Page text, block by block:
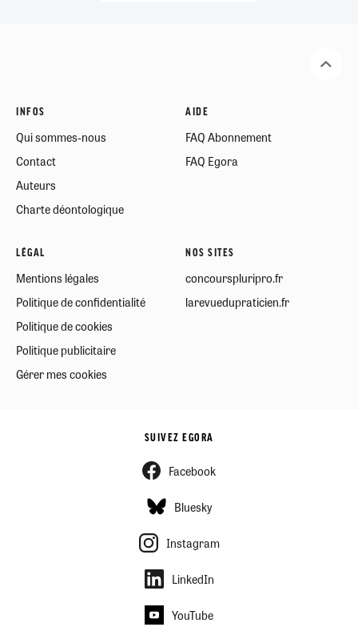
INFOS
Qui sommes-nous
Contact
Auteurs
Charte déontologique
AIDE
FAQ Abonnement
FAQ Egora
LÉGAL
Mentions légales
Politique de confidentialité
Politique de cookies
Politique publicitaire
Gérer mes cookies
NOS SITES
concourspluripro.fr
larevuedupraticien.fr
SUIVEZ EGORA
Facebook
Bluesky
Instagram
LinkedIn
YouTube